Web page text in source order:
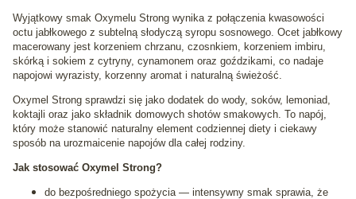
Wyjątkowy smak Oxymelu Strong wynika z połączenia kwasowości
octu jabłkowego z subtelną słodyczą syropu sosnowego. Ocet jabłkowy
macerowany jest korzeniem chrzanu, czosnkiem, korzeniem imbiru,
skórką i sokiem z cytryny, cynamonem oraz goździkami, co nadaje
napojowi wyrazisty, korzenny aromat i naturalną świeżość.
Oxymel Strong sprawdzi się jako dodatek do wody, soków, lemoniad,
koktajli oraz jako składnik domowych shotów smakowych. To napój,
który może stanowić naturalny element codziennej diety i ciekawy
sposób na urozmaicenie napojów dla całej rodziny.
Jak stosować Oxymel Strong?
do bezpośredniego spożycia — intensywny smak sprawia, że